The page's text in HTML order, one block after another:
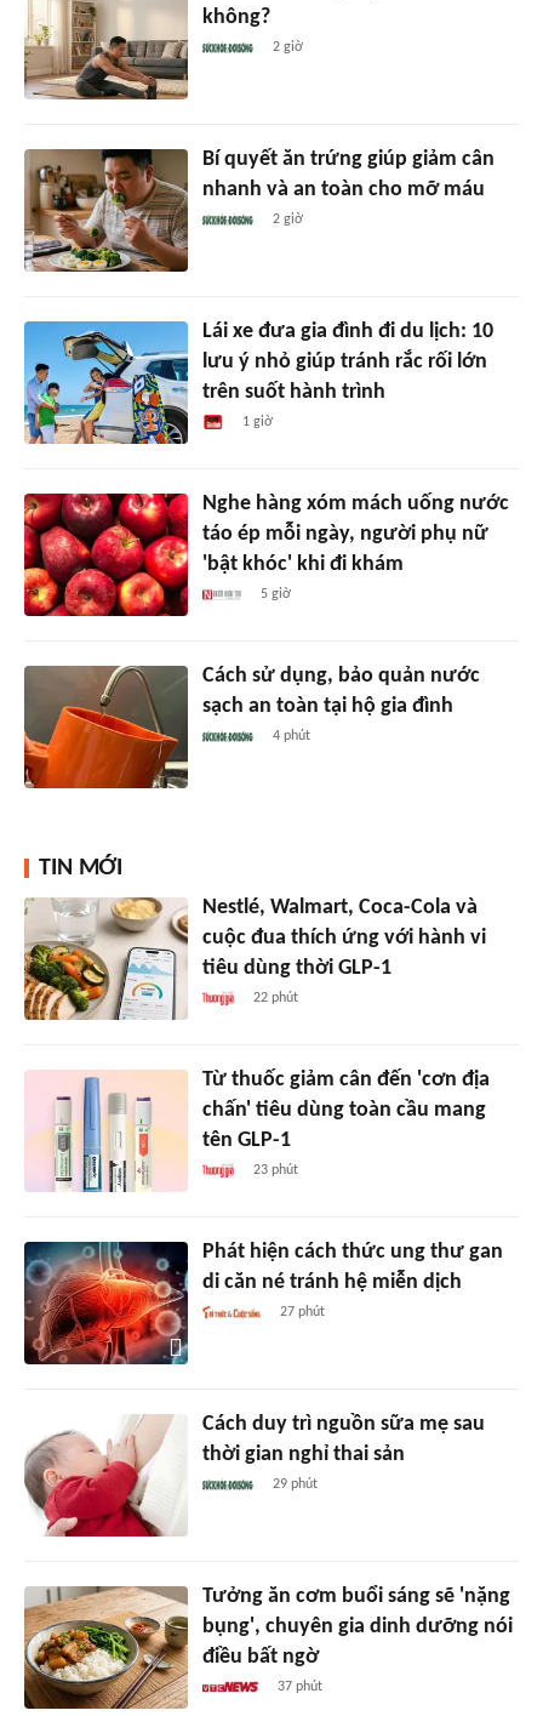
không?
2 giờ
Bí quyết ăn trứng giúp giảm cân
nhanh và an toàn cho mỡ máu
2 giờ
Lái xe đưa gia đình đi du lịch: 10
lưu ý nhỏ giúp tránh rắc rối lớn
trên suốt hành trình
1 giờ
Nghe hàng xóm mách uống nước
táo ép mỗi ngày, người phụ nữ
'bật khóc' khi đi khám
5 giờ
Cách sử dụng, bảo quản nước
sạch an toàn tại hộ gia đình
4 phút
TIN MỚI
Nestlé, Walmart, Coca-Cola và
cuộc đua thích ứng với hành vi
tiêu dùng thời GLP-1
22 phút
Từ thuốc giảm cân đến 'cơn địa
chấn' tiêu dùng toàn cầu mang
tên GLP-1
23 phút
Phát hiện cách thức ung thư gan
di căn né tránh hệ miễn dịch
27 phút
Cách duy trì nguồn sữa mẹ sau
thời gian nghỉ thai sản
29 phút
Tưởng ăn cơm buổi sáng sẽ 'nặng
bụng', chuyên gia dinh dưỡng nói
điều bất ngờ
37 phút